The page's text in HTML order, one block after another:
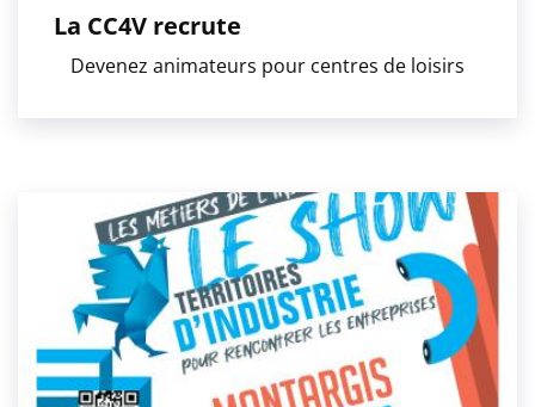
La CC4V recrute
Devenez animateurs pour centres de loisirs